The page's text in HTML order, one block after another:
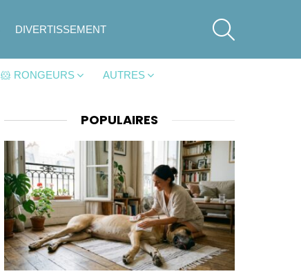
DIVERTISSEMENT
🐹 RONGEURS AUTRES
POPULAIRES